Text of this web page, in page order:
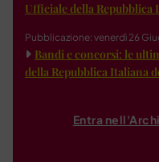
Ufficiale della Repubblica
Pubblicazione: venerdì 26
Bandi e concorsi: le
della Repubblica Italiana
Entra